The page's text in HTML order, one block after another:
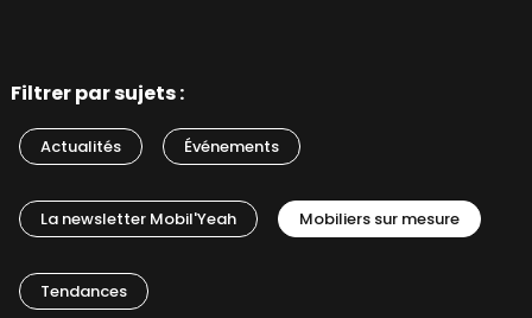
Filtrer par sujets :
Actualités Événements
La newsletter Mobil'Yeah Mobiliers sur mesure
Tendances